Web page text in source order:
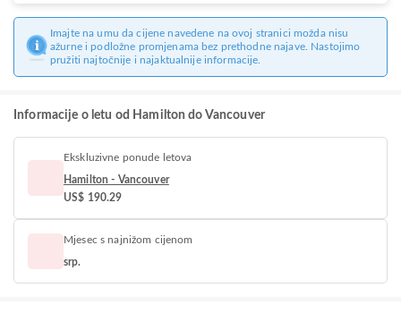
Imajte na umu da cijene navedene na ovoj stranici možda nisu
ažurne i podložne promjenama bez prethodne najave. Nastojimo
pružiti najtočnije i najaktualnije informacije.
Informacije o letu od Hamilton do Vancouver
Ekskluzivne ponude letova
Hamilton - Vancouver
US$ 190.29
Mjesec s najnižom cijenom
srp.